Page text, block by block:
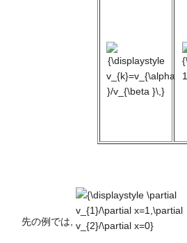
{\displaystyle
v_{k}=v_{\alpha
}/v_{\beta }\,}
先の例では,
{\displaystyle
\partial
v_{1}/\partial